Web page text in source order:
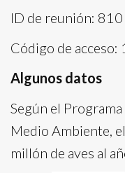
ID de reunión:
Código de
Algunos datos
Según el
Medio Ambiente,
millón de aves al